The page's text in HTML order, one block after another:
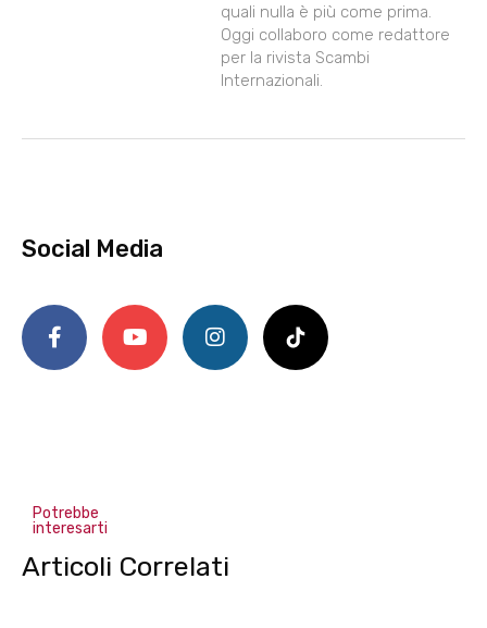
quali nulla è più come prima.
Oggi collaboro come redattore
per la rivista Scambi
Internazionali.
Social Media
Potrebbe
interesarti
Articoli Correlati